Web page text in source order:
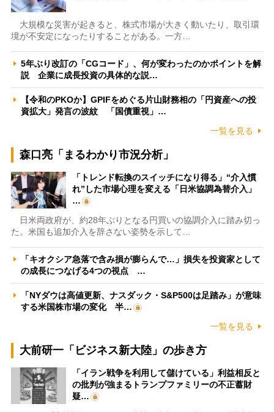
大規模な災害が起きると、株式市場が大きく動いたり、取引環
境が不安定になったりすることがある。一方…
5年ぶり改訂の「CGコード」、何が変わったのかポイントを解
説 企業に成長投資の具体的な説…
【令和のPKOか】GPIFをめぐる片山財務相の「円資産への投
資拡大」発言の波紋 「国債重視」…
一覧を見る
森口亮「まるわかり市況分析」
「トレンド転換のスイッチになり得る」“介入慣
れ”した市場心理を変える「日米協調為替介入」
…
日米両政府が、約28年ぶりとなる円買いの協調介入に踏み切っ
た。米国も追加介入を辞さない姿勢を示して…
「キオクシア急落で含み損が膨らんで…」損失を投資家として
の成長につなげる4つの視点 …
「NYダウは高値更新、ナスダック・S&P500は足踏み」が意味
する米国株市場の変化 半…
一覧を見る
大前研一「ビジネス新大陸」の歩き方
「イラン戦争を利用して儲けている」利益相反と
の批判が強まるトランプファミリーの不正蓄財
疑…